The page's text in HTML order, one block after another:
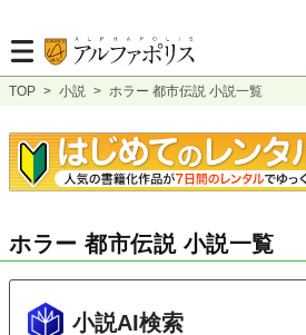
TOP > 小説 > ホラー 都市伝説 小説一覧
ホラー 都市伝説 小説一覧
小説AI検索